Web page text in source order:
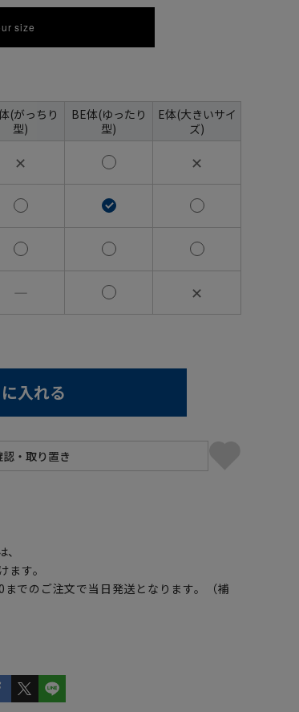
size
(がっちり
型)
BE体(ゆったり
型)
E体(大きいサイ
ズ)
✕ ✕
― ✕
入れる
す。
でのご注文で当日発送となります。（補